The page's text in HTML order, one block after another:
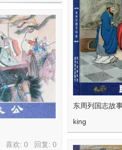
东周列国志故
king
喜欢: 0 回复: 0